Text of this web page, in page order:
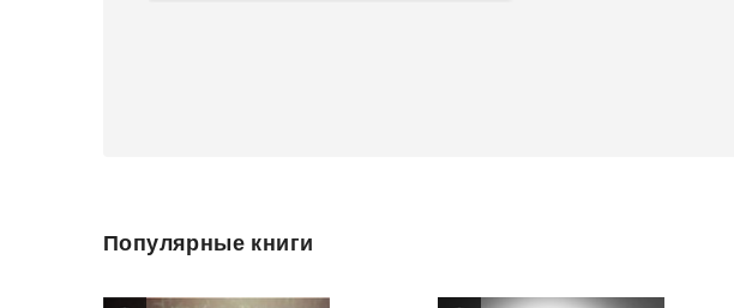
Популярные книги